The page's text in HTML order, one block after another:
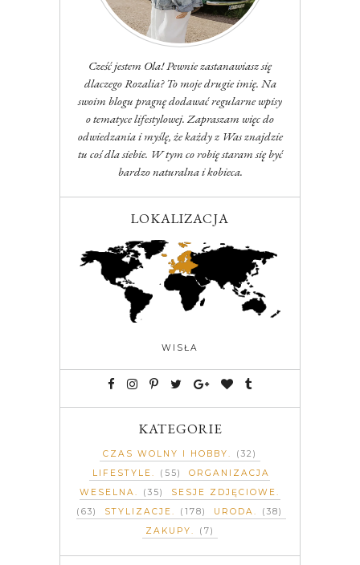
Cześć jestem Ola! Pewnie zastanawiasz się
dlaczego Rozalia? To moje drugie imię. Na
swoim blogu pragnę dodawać regularne wpisy
o tematyce lifestylowej. Zapraszam więc do
odwiedzania i myślę, że każdy z Was znajdzie
tu coś dla siebie. W tym co robię staram się być
bardzo naturalna i kobieca.
LOKALIZACJA
WISŁA
KATEGORIE
CZAS WOLNY I HOBBY
(32)
LIFESTYLE
(55)
ORGANIZACJA
WESELNA
(35)
SESJE ZDJĘCIOWE
(63)
STYLIZACJE (178) URODA
(38)
ZAKUPY
(7)